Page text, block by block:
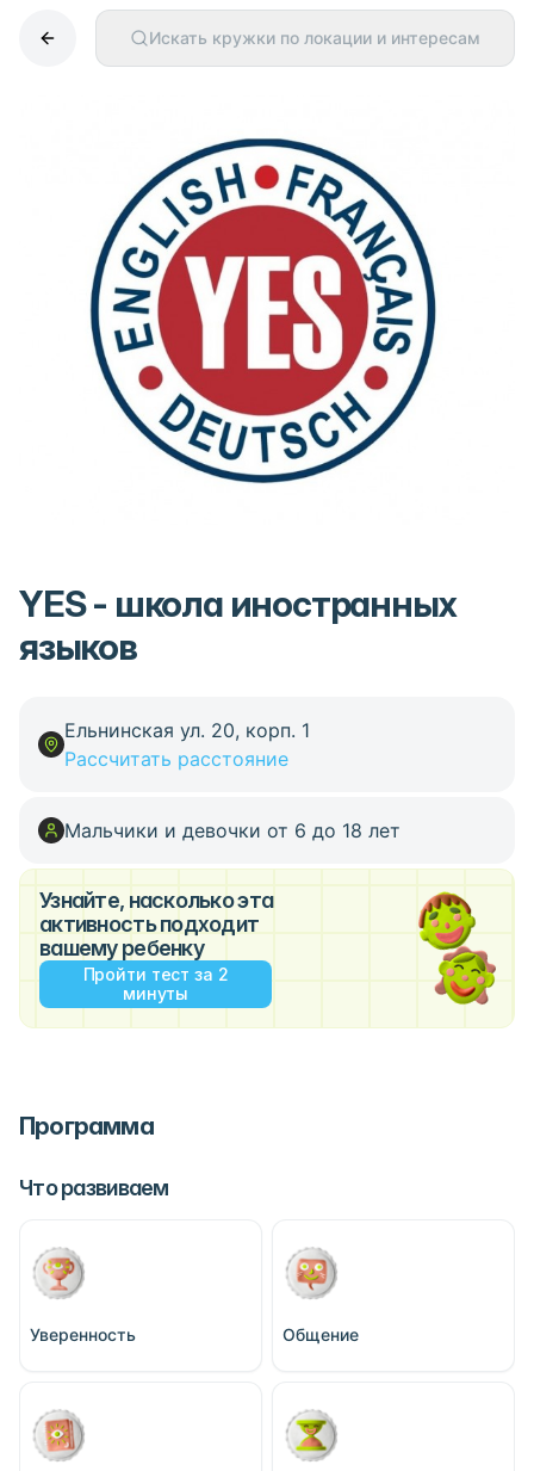
Искать кружки по локации и интересам
YES - школа иностранных
языков
Ельнинская ул. 20, корп. 1
Рассчитать расстояние
Мальчики и девочки от 6 до 18 лет
Узнайте, насколько эта
активность подходит
вашему ребенку
Пройти тест за 2
минуты
Программа
Что развиваем
Уверенность Общение